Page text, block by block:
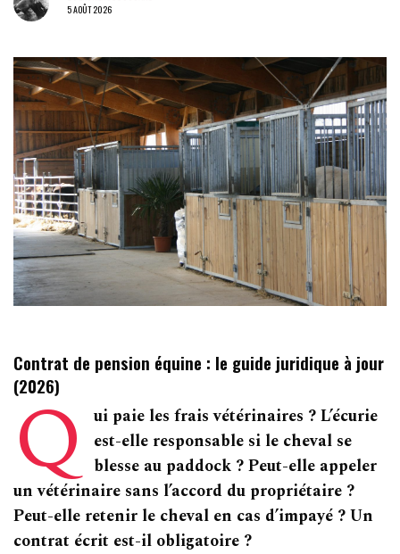
5 AOÛT 2026
Contrat de pension équine : le guide juridique à jour
(2026)
Q ui paie les frais vétérinaires ? L’écurie
est-elle responsable si le cheval se
blesse au paddock ? Peut-elle appeler
un vétérinaire sans l’accord du propriétaire ?
Peut-elle retenir le cheval en cas d’impayé ? Un
contrat écrit est-il obligatoire ?